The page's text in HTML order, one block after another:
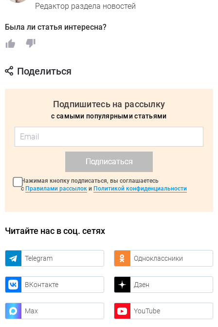
Редактор раздела новостей
Была ли статья интересна?
Поделиться
Подпишитесь на рассылку
с самыми популярными статьями
Подписаться
Нажимая кнопку подписаться, вы соглашаетесь
с Правилами рассылок и Политикой конфиденциальности
Читайте нас в соц. сетях
Telegram Одноклассники
ВКонтакте Дзен
Max YouTube